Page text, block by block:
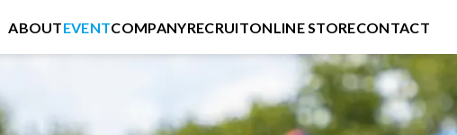
ABOUTEVENTCOMPANYRECRUITONLINE STORECONTACT